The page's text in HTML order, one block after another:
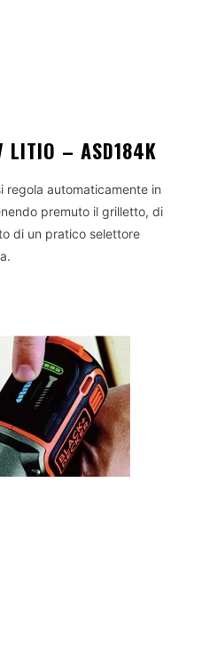
LITIO – ASD184K
regola automaticamente in
premuto il grilletto, di
di un pratico selettore